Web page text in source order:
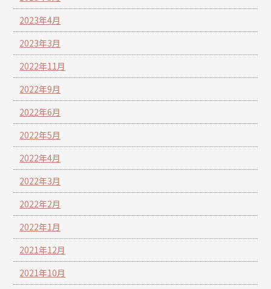
2023年4月
2023年3月
2022年11月
2022年9月
2022年6月
2022年5月
2022年4月
2022年3月
2022年2月
2022年1月
2021年12月
2021年10月